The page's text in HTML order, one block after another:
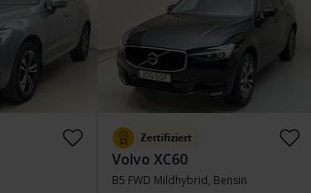
Zertifiziert
Volvo XC60
B5 FWD Mildhybrid, Bensin